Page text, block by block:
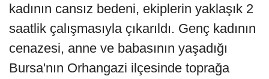
kadının cansız bedeni, ekiplerin yaklaşık 2
saatlik çalışmasıyla çıkarıldı. Genç kadının
cenazesi, anne ve babasının yaşadığı
Bursa'nın Orhangazi ilçesinde toprağa